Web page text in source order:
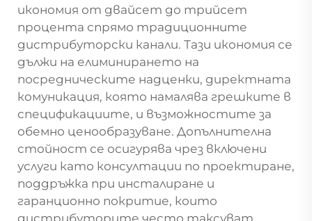
икономия от двайсет до трийсет
процента спрямо традиционните
дистрибуторски канали. Тази икономия се
дължи на елиминирането на
посредническите надценки, директната
комуникация, която намалява грешките в
спецификациите, и възможностите за
обемно ценообразуване. Допълнителна
стойност се осигурява чрез включени
услуги като консултации по проектиране,
поддръжка при инсталиране и
гаранционно покритие, които
дистрибуторите често таксуват